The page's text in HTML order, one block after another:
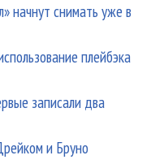
начнут снимать уже в
плейбэка
записали два
и Бруно